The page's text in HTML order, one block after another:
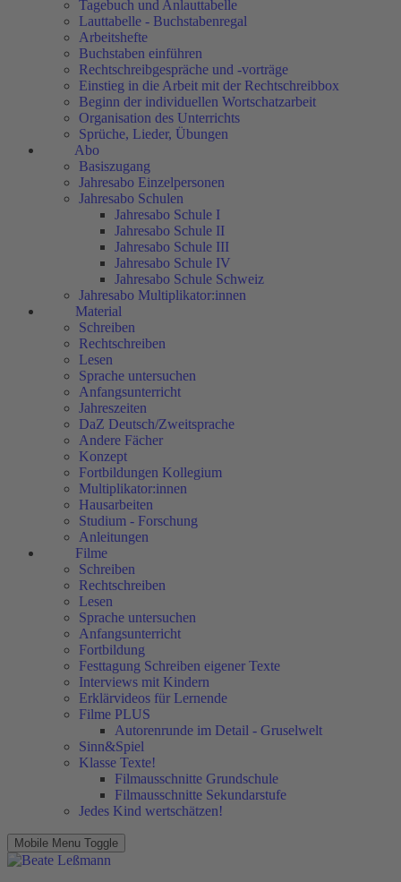
Tagebuch und Anlauttabelle
Lauttabelle - Buchstabenregal
Arbeitshefte
Buchstaben einführen
Rechtschreibgespräche und -vorträge
Einstieg in die Arbeit mit der Rechtschreibbox
Beginn der individuellen Wortschatzarbeit
Organisation des Unterrichts
Sprüche, Lieder, Übungen
Abo
Basiszugang
Jahresabo Einzelpersonen
Jahresabo Schulen
Jahresabo Schule I
Jahresabo Schule II
Jahresabo Schule III
Jahresabo Schule IV
Jahresabo Schule Schweiz
Jahresabo Multiplikator:innen
Material
Schreiben
Rechtschreiben
Lesen
Sprache untersuchen
Anfangsunterricht
Jahreszeiten
DaZ Deutsch/Zweitsprache
Andere Fächer
Konzept
Fortbildungen Kollegium
Multiplikator:innen
Hausarbeiten
Studium - Forschung
Anleitungen
Filme
Schreiben
Rechtschreiben
Lesen
Sprache untersuchen
Anfangsunterricht
Fortbildung
Festtagung Schreiben eigener Texte
Interviews mit Kindern
Erklärvideos für Lernende
Filme PLUS
Autorenrunde im Detail - Gruselwelt
Sinn&Spiel
Klasse Texte!
Filmausschnitte Grundschule
Filmausschnitte Sekundarstufe
Jedes Kind wertschätzen!
Mobile Menu Toggle